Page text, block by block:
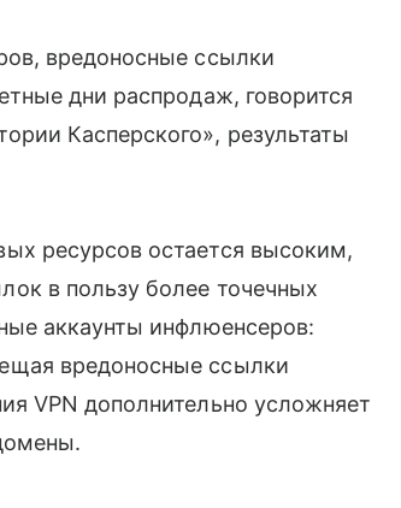
вредоносные ссылки
дни распродаж, говорится
Касперского», результаты
ресурсов остается высоким,
в пользу более точечных
аккаунты инфлюенсеров:
вредоносные ссылки
VPN дополнительно усложняет